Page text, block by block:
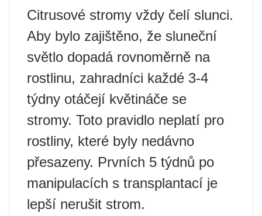
Citrusové stromy vždy čelí slunci.
Aby bylo zajištěno, že sluneční
světlo dopadá rovnoměrně na
rostlinu, zahradníci každé 3-4
týdny otáčejí květináče se
stromy. Toto pravidlo neplatí pro
rostliny, které byly nedávno
přesazeny. Prvních 5 týdnů po
manipulacích s transplantací je
lepší nerušit strom.